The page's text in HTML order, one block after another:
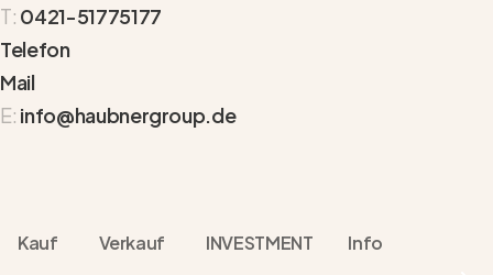
T: 0421-51775177
Telefon
Mail
E: info@haubnergroup.de
Kauf Verkauf INVESTMENT Info